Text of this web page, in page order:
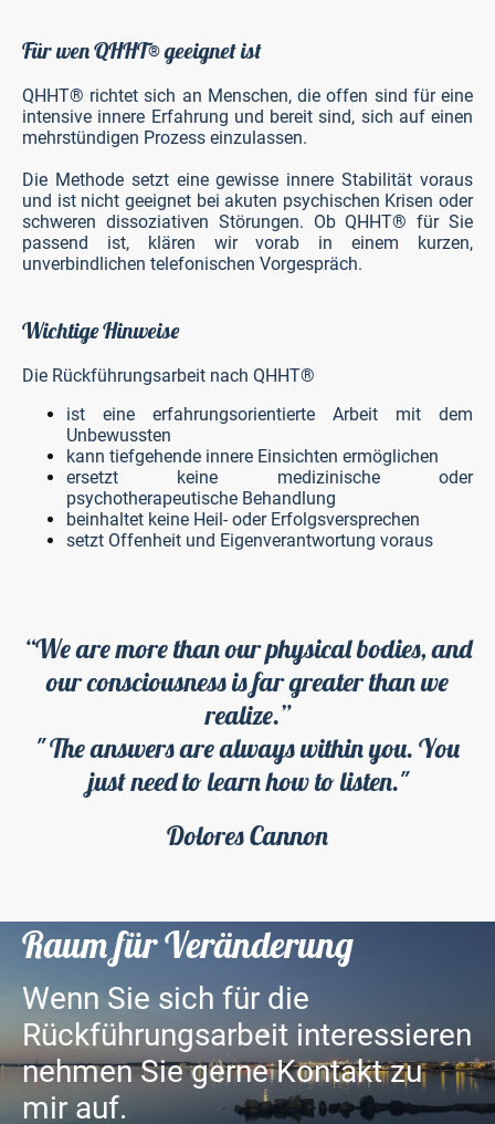
Für wen QHHT® geeignet ist
QHHT® richtet sich an Menschen, die offen sind für eine
intensive innere Erfahrung und bereit sind, sich auf einen
mehrstündigen Prozess einzulassen.
Die Methode setzt eine gewisse innere Stabilität voraus
und ist nicht geeignet bei akuten psychischen Krisen oder
schweren dissoziativen Störungen. Ob QHHT® für Sie
passend ist, klären wir vorab in einem kurzen,
unverbindlichen telefonischen Vorgespräch.
Wichtige Hinweise
Die Rückführungsarbeit nach QHHT®
ist eine erfahrungsorientierte Arbeit mit dem
Unbewussten
kann tiefgehende innere Einsichten ermöglichen
ersetzt keine medizinische oder
psychotherapeutische Behandlung
beinhaltet keine Heil- oder Erfolgsversprechen
setzt Offenheit und Eigenverantwortung voraus
“We are more than our physical bodies, and
our consciousness is far greater than we
realize.”
" The answers are always within you. You
just need to learn how to listen."
Dolores Cannon
Raum für Veränderung
Wenn Sie sich für die
Rückführungsarbeit interessieren
nehmen Sie gerne Kontakt zu
mir auf.